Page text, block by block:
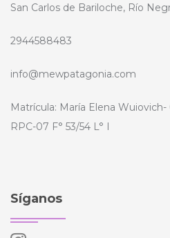
San Carlos de Bariloche, Río
2944588483
info@mewpatagonia.com
Matrícula: María Elena
RPC-07 F° 53/54 L° I
Síganos